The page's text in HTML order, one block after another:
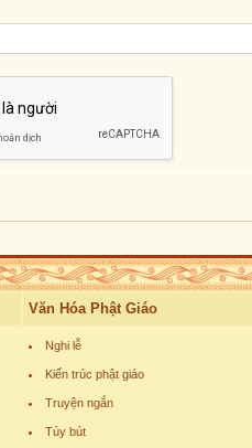
Văn Hóa Phật Giáo
Nghi lễ
Kiến trúc phật giáo
Truyện ngắn
Tùy bút